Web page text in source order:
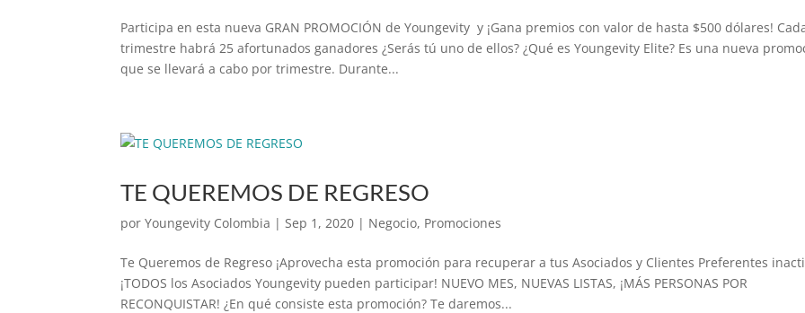
Participa en esta nueva GRAN PROMOCIÓN de Youngevity y ¡Gana premios con valor de hasta $500 dólares!
trimestre habrá 25 afortunados ganadores ¿Serás tú uno de ellos? ¿Qué es Youngevity Elite? Es una nueva
que se llevará a cabo por trimestre. Durante...
TE QUEREMOS DE REGRESO
porYoungevity Colombia |Sep 1, 2020 | Negocio, Promociones
Te Queremos de Regreso ¡Aprovecha esta promoción para recuperar a tus Asociados y Clientes Preferentes
¡TODOS los Asociados Youngevity pueden participar! NUEVO MES, NUEVAS LISTAS, ¡MÁS PERSONAS POR
RECONQUISTAR! ¿En qué consiste esta promoción? Te daremos...